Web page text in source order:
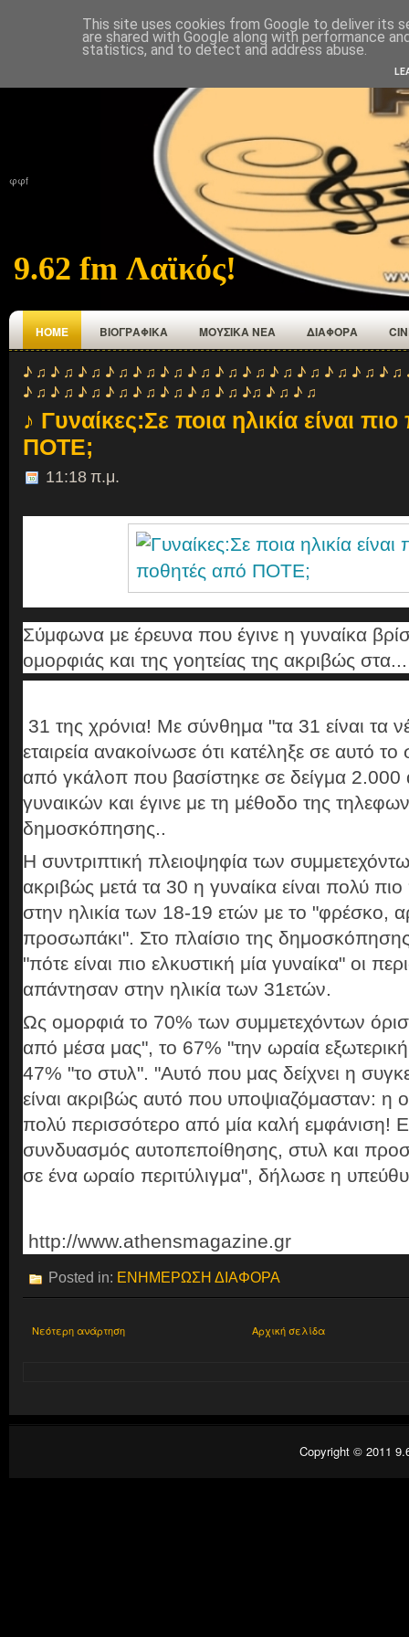
ΠΟΙΟΙ ΕΜΑΣΤΕ ΑΝΑΜΕΤΑΔΟΤΕΣ ΕΠΙΚΟΙΝΩΝΙΑ
φφf
9.62 fm Λαϊκός!
HOME ΒΙΟΓΡΑΦΙΚΑ ΜΟΥΣΙΚΑ ΝΕΑ ΔΙΑΦΟΡΑ
♪ ♫ ♪ ♫ ♪ ♫ ♪ ♫ ♪ ♫ ♪ ♫ ♪ ♫ ♪ ♫ ♪ ♫ ♪ ♫ ♪ ♫ ♪ ♫ ♪ ♫ ♪
♪ ♫ ♪ ♫ ♪ ♫ ♪ ♫ ♪ ♫ ♪ ♫ ♪ ♫ ♪ ♫ ♪♫ ♪ ♫ ♪ ♫
♪ Γυναίκες:Σε ποια ηλικία είναι
ΠΟΤΕ;
11:18 π.μ.
Σύμφωνα με έρευνα που έγινε η γυναίκα
ομορφιάς και της γοητείας της ακριβώς στα...
31 της χρόνια! Με σύνθημα "τα 31 είναι τα
εταιρεία ανακοίνωσε ότι κατέληξε σε αυτό
από γκάλοπ που βασίστηκε σε δείγμα 2.000
γυναικών και έγινε με τη μέθοδο της
δημοσκόπησης..
Η συντριπτική πλειοψηφία των
ακριβώς μετά τα 30 η γυναίκα είναι πολύ
στην ηλικία των 18-19 ετών με το "φρέσκο,
προσωπάκι". Στο πλαίσιο της
"πότε είναι πιο ελκυστική μία γυναίκα" οι
απάντησαν στην ηλικία των 31ετών.
Ως ομορφιά το 70% των συμμετεχόντων
από μέσα μας", το 67% "την ωραία
47% "το στυλ". "Αυτό που μας δείχνει η
είναι ακριβώς αυτό που υποψιαζόμασταν: η
πολύ περισσότερο από μία καλή εμφάνιση!
συνδυασμός αυτοπεποίθησης, στυλ και
σε ένα ωραίο περιτύλιγμα", δήλωσε η
http://www.athensmagazine.gr
Posted in: ΕΝΗΜΕΡΩΣΗ ΔΙΑΦΟΡΑ
Νεότερη ανάρτηση Αρχική σελίδα
Copyright © 2011
This site uses cookies from Google to deliver its
are shared with Google along with performance
statistics, and to detect and address abuse.